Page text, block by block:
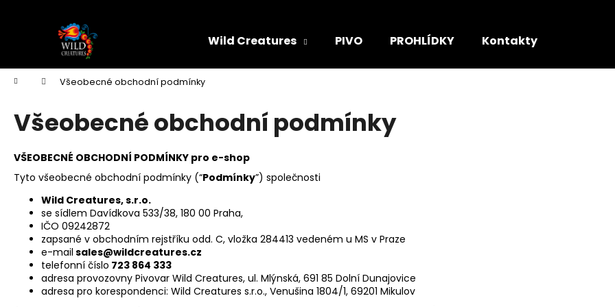
Wild Creatures PIVO PROHLÍDKY Kontakty
Domů Všeobecné obchodní podmínky
Všeobecné obchodní podmínky
VŠEOBECNÉ OBCHODNÍ PODMÍNKY pro e-shop
Tyto všeobecné obchodní podmínky (“Podmínky”) společnosti
Wild Creatures, s.r.o.
se sídlem Davídkova 533/38, 180 00 Praha,
IČO 09242872
zapsané v obchodním rejstříku odd. C, vložka 284413 vedeném u MS v Praze
e-mail sales@wildcreatures.cz
telefonní číslo 723 864 333
adresa provozovny Pivovar Wild Creatures, ul. Mlýnská, 691 85 Dolní Dunajovice
adresa pro korespondenci: Wild Creatures s.r.o., Venušina 1804/1, 69201 Mikulov
Zpět
obchodu
Zpět
obchodu
Co potřebujete najít?